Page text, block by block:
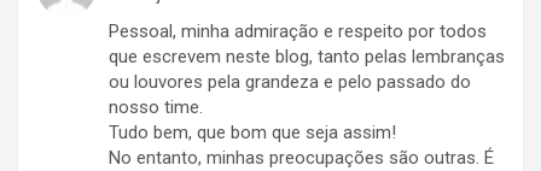
Pessoal, minha admiração e respeito por todos
que escrevem neste blog, tanto pelas lembranças
ou louvores pela grandeza e pelo passado do
nosso time.
Tudo bem, que bom que seja assim!
No entanto, minhas preocupações são outras. É